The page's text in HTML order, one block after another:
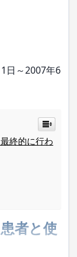
日～2007年6
終的に行わ
者と使